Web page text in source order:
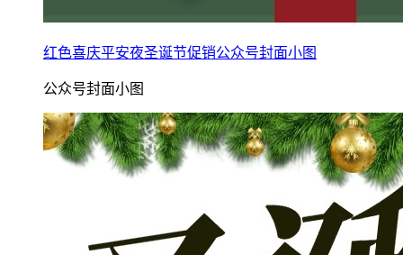
红色喜庆平安夜圣诞节促销公众号封面小图
公众号封面小图